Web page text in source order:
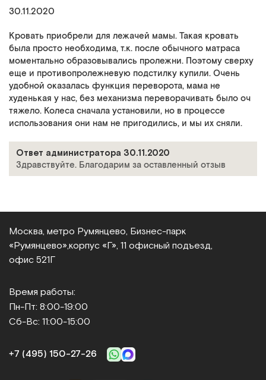
30.11.2020
Кровать приобрели для лежачей мамы. Такая кровать
была просто необходима, т.к. после обычного матраса
моментально образовывались пролежни. Поэтому сверху
еще и противопролежневую подстилку купили. Очень
удобной оказалась функция переворота, мама не
худенькая у нас, без механизма переворачивать было оч
тяжело. Колеса сначала установили, но в процессе
использования они нам не пригодились, и мы их сняли.
Ответ администратора 30.11.2020
Здравствуйте. Благодарим за оставленный отзыв
Москва, метро Румянцево, Бизнес‑парк
«Румянцево», корпус «Г», 11 офисный подъезд,
офис 521Г
Время работы:
Пн-Пт: 8:00-19:00
Сб-Вс: 11:00-15:00
+7 (495) 150‑27‑26